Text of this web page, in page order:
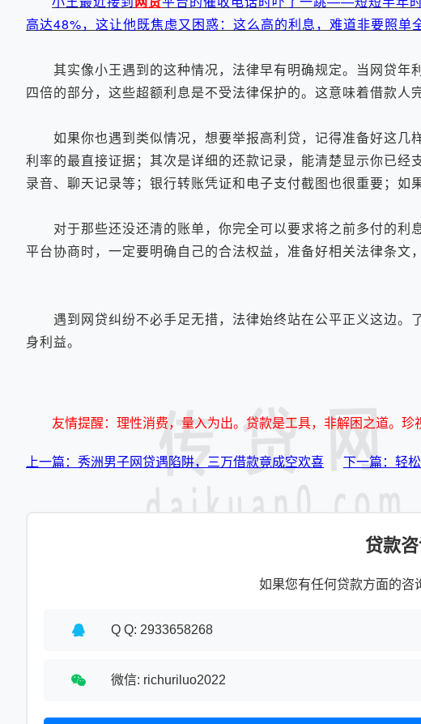
高达48%，这让他既焦虑又困惑：这么高的利息，难道非要照单
其实像小王遇到的这种情况，法律早有明确规定。当网贷年
四倍的部分，这些超额利息是不受法律保护的。这意味着借款人
如果你也遇到类似情况，想要举报高利贷，记得准备好这几
利率的最直接证据；其次是详细的还款记录，能清楚显示你已
录音、聊天记录等；银行转账凭证和电子支付截图也很重要；如
对于那些还没还清的账单，你完全可以要求将之前多付的利
平台协商时，一定要明确自己的合法权益，准备好相关法律条文
遇到网贷纠纷不必手足无措，法律始终站在公平正义这边。
身利益。
友情提醒：理性消费，量入为出。贷款是工具，非解困之道。珍
上一篇：秀洲男子网贷遇陷阱，三万借款竟成空欢喜 下一篇：轻
贷款
如果您有任何贷款方面的咨
Q Q: 2933658268
微信: richuriluo2022